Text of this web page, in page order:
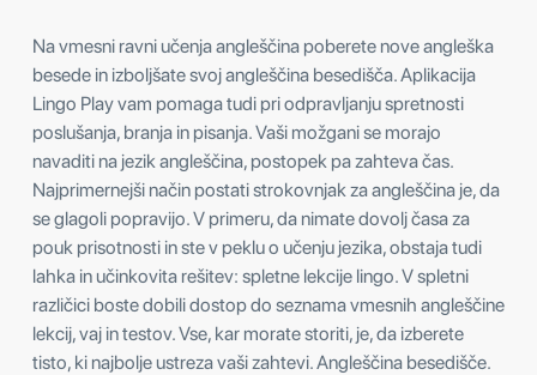
Na vmesni ravni učenja angleščina poberete nove angleška
besede in izboljšate svoj angleščina besedišča. Aplikacija
Lingo Play vam pomaga tudi pri odpravljanju spretnosti
poslušanja, branja in pisanja. Vaši možgani se morajo
navaditi na jezik angleščina, postopek pa zahteva čas.
Najprimernejši način postati strokovnjak za angleščina je, da
se glagoli popravijo. V primeru, da nimate dovolj časa za
pouk prisotnosti in ste v peklu o učenju jezika, obstaja tudi
lahka in učinkovita rešitev: spletne lekcije lingo. V spletni
različici boste dobili dostop do seznama vmesnih angleščine
lekcij, vaj in testov. Vse, kar morate storiti, je, da izberete
tisto, ki najbolje ustreza vaši zahtevi. Angleščina besedišče.